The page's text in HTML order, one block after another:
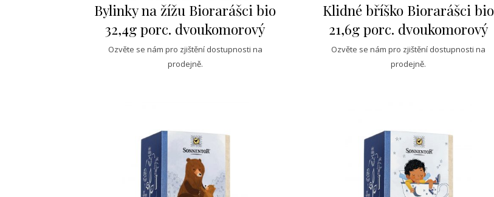
Bylinky na žížu Biorarášci bio
32,4g porc. dvoukomorový
Ozvěte se nám pro zjištění dostupnosti na
prodejně.
Klidné bříško Biorarášci bio
21,6g porc. dvoukomorový
Ozvěte se nám pro zjištění dostupnosti na
prodejně.